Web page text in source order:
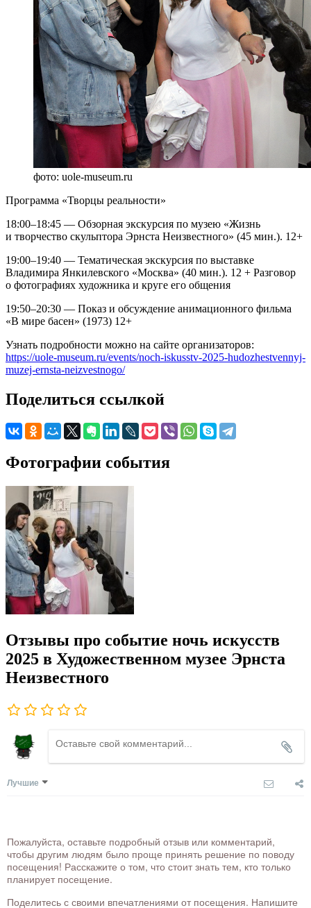
фото: uole-museum.ru
Программа «Творцы реальности»
18:00–18:45 — Обзорная экскурсия по музею «Жизнь
и творчество скульптора Эрнста Неизвестного» (45 мин.). 12+
19:00–19:40 — Тематическая экскурсия по выставке
Владимира Янкилевского «Москва» (40 мин.). 12 + Разговор
о фотографиях художника и круге его общения
19:50–20:30 — Показ и обсуждение анимационного фильма
«В мире басен» (1973) 12+
Узнать подробности можно на сайте организаторов:
https://uole-museum.ru/events/noch-iskusstv-2025-hudozhestvennyj-
muzej-ernsta-neizvestnogo/
Поделиться ссылкой
Фотографии события
Отзывы про событие ночь искусств
2025 в Художественном музее Эрнста
Неизвестного
Лучшие
Пожалуйста, оставьте подробный отзыв или комментарий,
чтобы другим людям было проще принять решение по поводу
посещения! Расскажите о том, что стоит знать тем, кто только
планирует посещение.
Поделитесь с своими впечатлениями от посещения. Напишите